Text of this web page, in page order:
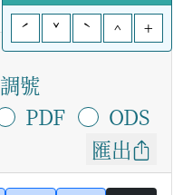
ˊ
ˇ ˋ ^ +
調號
PDF
ODS
匯出